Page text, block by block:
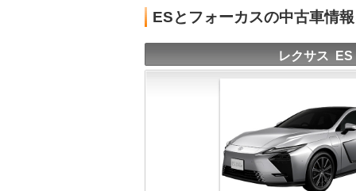
ESとフォーカスの中古車情
レクサス ES